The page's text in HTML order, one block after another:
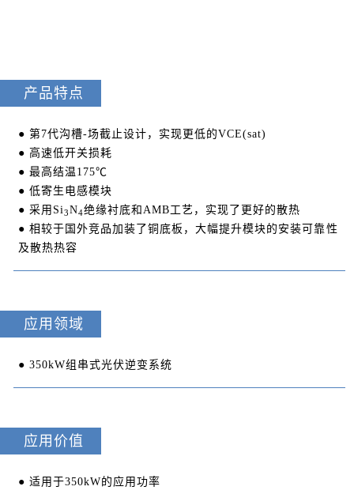
产品特点
● 第7代沟槽-场截止设计，实现更低的VCE(sat)
● 高速低开关损耗
● 最高结温175℃
● 低寄生电感模块
● 采用Si3N4绝缘衬底和AMB工艺，实现了更好的散热
● 相较于国外竞品加装了铜底板，大幅提升模块的安装可靠性
及散热热容
应用领域
● 350kW组串式光伏逆变系统
应用价值
● 适用于350kW的应用功率